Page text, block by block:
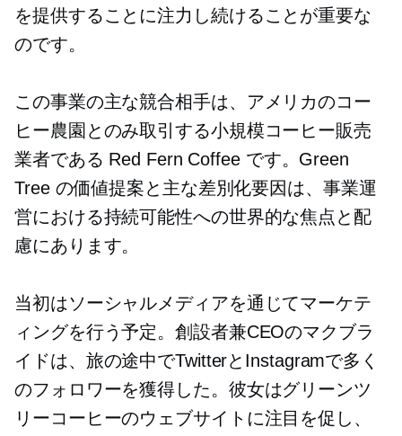
を提供することに注力し続けることが重要な
のです。
この事業の主な競合相手は、アメリカのコー
ヒー農園とのみ取引する小規模コーヒー販売
業者である Red Fern Coffee です。Green
Tree の価値提案と主な差別化要因は、事業運
営における持続可能性への世界的な焦点と配
慮にあります。
当初はソーシャルメディアを通じてマーケテ
ィングを行う予定。創設者兼CEOのマクブラ
イドは、旅の途中でTwitterとInstagramで多く
のフォロワーを獲得した。彼女はグリーンツ
リーコーヒーのウェブサイトに注目を促し、